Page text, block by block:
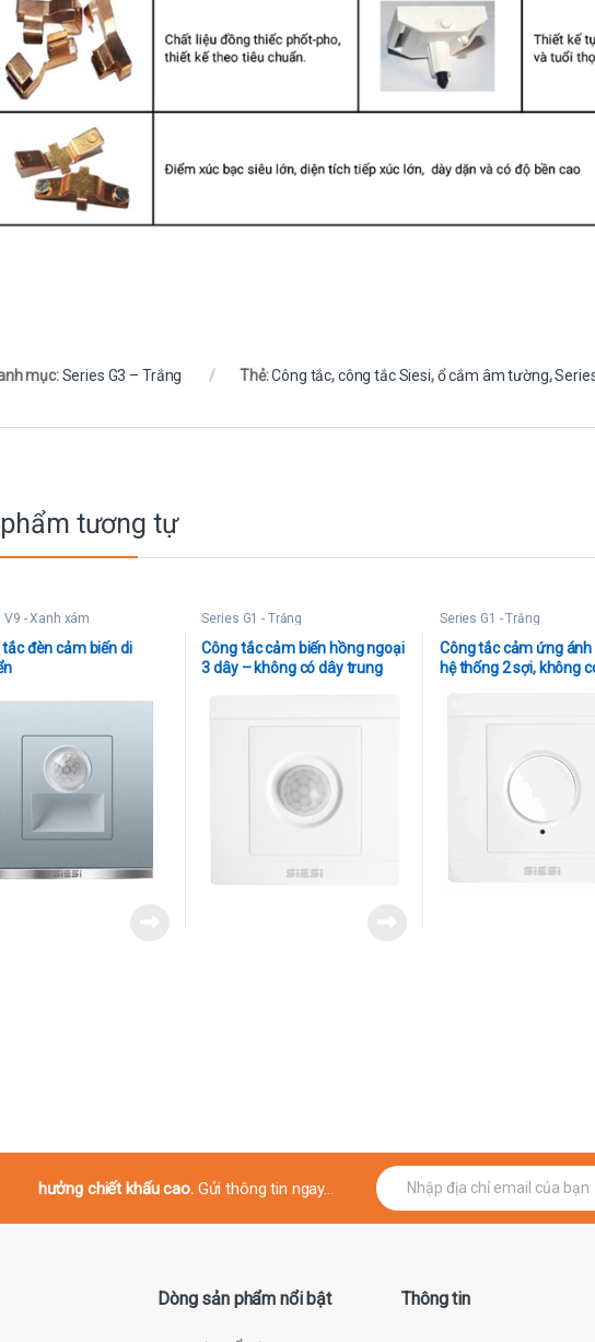
mục:Series G3 – Trắng Thẻ:Công tắc,công tắc Siesi,ổ cắm âm tường,
tương tự
V9 - Xanh xám
tắc đèn cảm biến di
Series G1 - Trắng
Công tắc cảm biến hồng ngoại
3 dây – không có dây trung
Series G1 - Trắng
Công tắc cảm ứng ánh
hệ thống 2 sợi, không
hưởng chiết khấu cao. Gửi thông tin ngay...
E
m
Dòng sản phẩm nổi bật Thông tin